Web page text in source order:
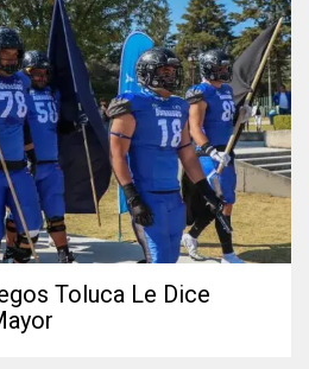
Toluca Le Dice